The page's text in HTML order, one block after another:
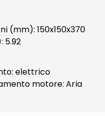
(mm): 150x150x370
5.92
elettrico
motore: Aria